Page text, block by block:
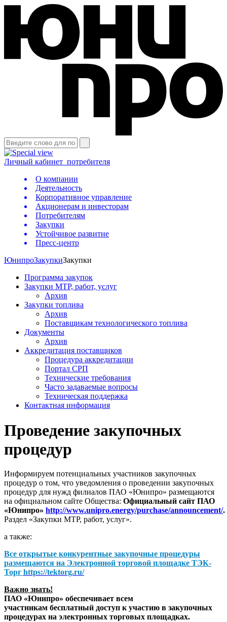
Личный кабинет потребителя
О компании
Деятельность
Корпоративное управление
Акционерам и инвесторам
Потребителям
Закупки
Устойчивое развитие
Пресс-центр
ЮнипроЗакупкиЗакупки
Программа закупок
Закупки МТР, работ, услуг
Архив
Закупки топлива
Архив
Поставщикам технологического топлива
Документы
Архив
Аккредитация поставщиков
Процедура аккредитации
Портал СРП
Технические требования
Часто задаваемые вопросы
Техническая поддержка
Контактная информация
Проведение закупочных
процедур
Информируем потенциальных участников закупочных
процедур о том, что уведомления о проведении закупочных
процедур для нужд филиалов ПАО «Юнипро» размещаются
на официальном сайте Общества: Официальный сайт ПАО
«Юнипро» http://www.unipro.energy/purchase/announcement/.
Раздел «Закупки МТР, работ, услуг».
а также:
Все открытые конкурентные закупочные процедуры
размещаются на Электронной торговой площадке ТЭК-
Торг https://tektorg.ru/
Важно знать!
ПАО «Юнипро» обеспечивает всем
участникам бесплатный доступ к участию в закупочных
процедурах на электронных торговых площадках.